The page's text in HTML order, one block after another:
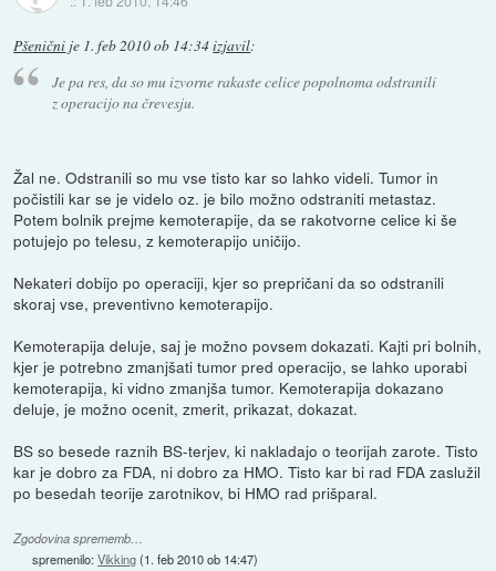
Pšenični je 1. feb 2010 ob 14:34izjavil:
Je pa res, da so mu izvorne rakaste celice popolnoma odstranili
z operacijo na črevesju.
Žal ne. Odstranili so mu vse tisto kar so lahko videli. Tumor in
počistili kar se je videlo oz. je bilo možno odstraniti metastaz.
Potem bolnik prejme kemoterapije, da se rakotvorne celice ki še
potujejo po telesu, z kemoterapijo uničijo.
Nekateri dobijo po operaciji, kjer so prepričani da so odstranili
skoraj vse, preventivno kemoterapijo.
Kemoterapija deluje, saj je možno povsem dokazati. Kajti pri bolnih,
kjer je potrebno zmanjšati tumor pred operacijo, se lahko uporabi
kemoterapija, ki vidno zmanjša tumor. Kemoterapija dokazano
deluje, je možno ocenit, zmerit, prikazat, dokazat.
BS so besede raznih BS-terjev, ki nakladajo o teorijah zarote. Tisto
kar je dobro za FDA, ni dobro za HMO. Tisto kar bi rad FDA zaslužil
po besedah teorije zarotnikov, bi HMO rad prišparal.
Zgodovina sprememb…
spremenilo:Vikking(1. feb 2010 ob 14:47)